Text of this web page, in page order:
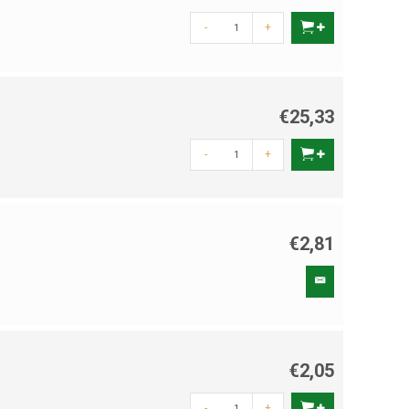
- +
€25,33
- +
€2,81
€2,05